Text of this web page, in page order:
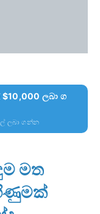
ලබා ග
ලබා ගන්න
මත